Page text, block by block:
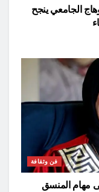
الجامعي ينجح
فن وثقافة
مهام المنسق